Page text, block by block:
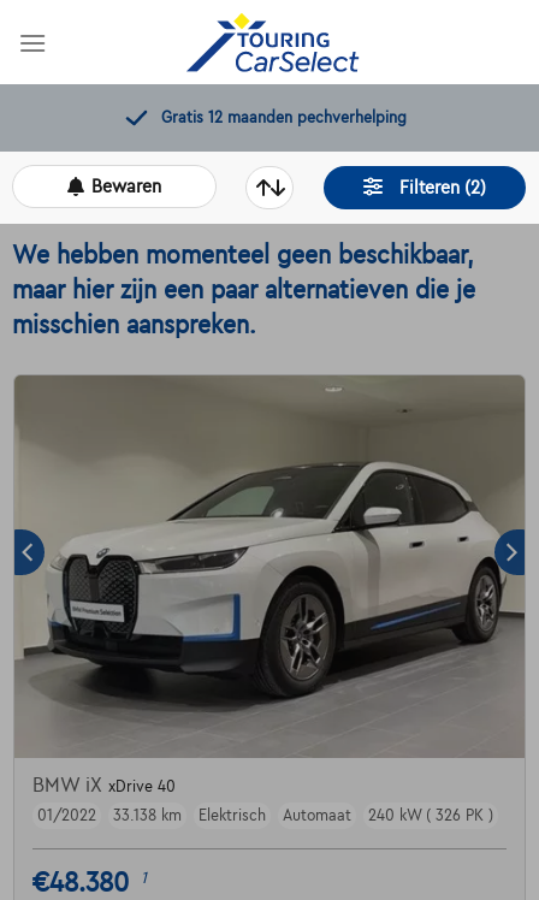
Gratis 12 maanden pechverhelping
Filteren (2)
Bewaren
We hebben momenteel geen beschikbaar,
maar hier zijn een paar alternatieven die je
misschien aanspreken.
BMW iX xDrive 40
01/2022
33.138 km Elektrisch Automaat 240 kW ( 326 PK )
€48.380 1